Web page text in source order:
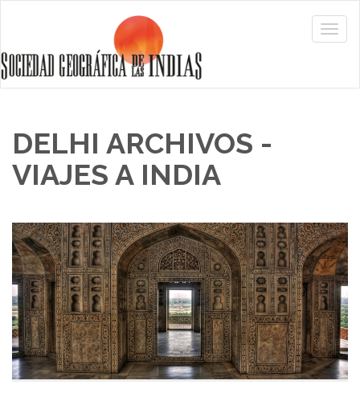
DELHI ARCHIVOS -
VIAJES A INDIA